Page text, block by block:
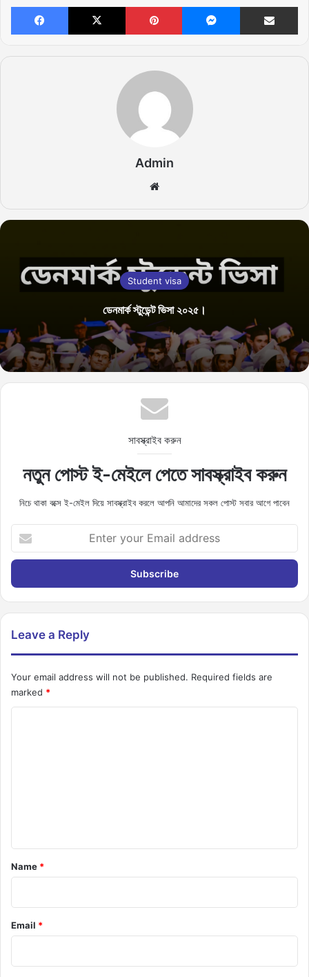
Facebook X Pinterest Messenger
Admin
te
Student visa
ডেনমার্ক স্টুডেন্ট ভিসা ২০২৫।
সাবস্ক্রাইব করুন
নতুন পোস্ট ই-মেইলে পেতে সাবস্ক্রাইব করুন
নিচে থাকা বক্সে ই-মেইল দিয়ে সাবস্ক্রাইব করলে আপনি আমাদের সকল পোস্ট সবার আগে পাবেন
t
r
y
u
m
a
i
Leave a Reply
Your email address will not be published. Required fields are
marked *
*
Name *
Email *